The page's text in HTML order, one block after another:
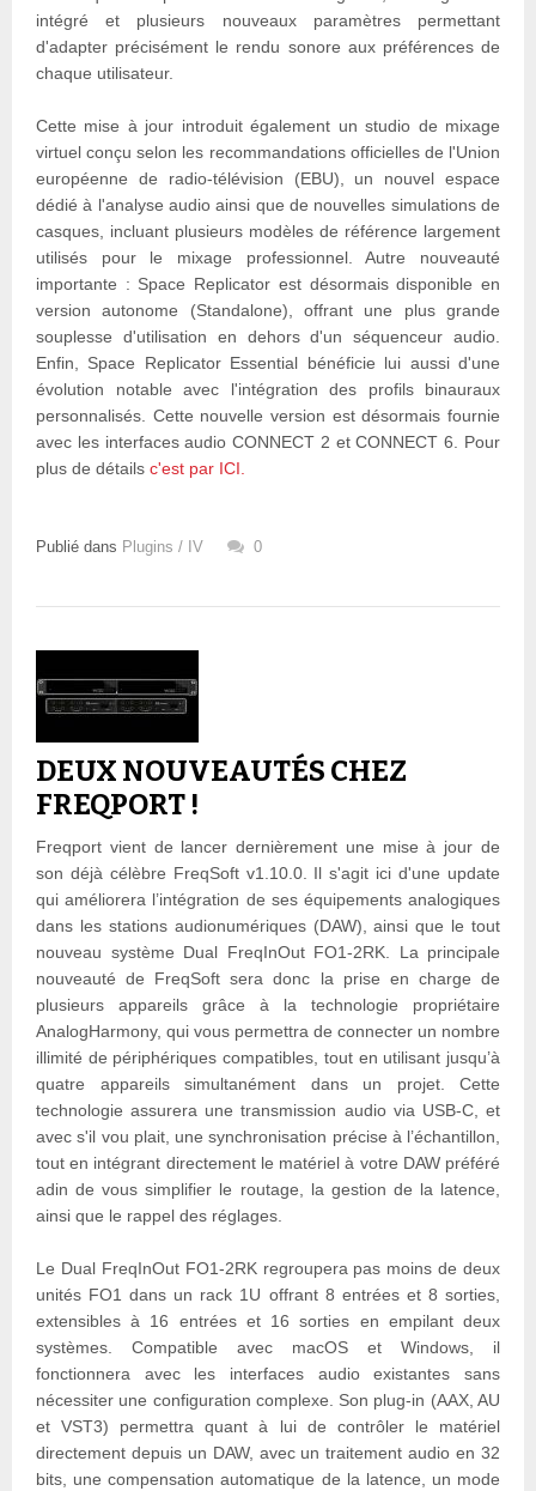
intégré et plusieurs nouveaux paramètres permettant
d'adapter précisément le rendu sonore aux préférences de
chaque utilisateur.
Cette mise à jour introduit également un studio de mixage
virtuel conçu selon les recommandations officielles de l'Union
européenne de radio-télévision (EBU), un nouvel espace
dédié à l'analyse audio ainsi que de nouvelles simulations de
casques, incluant plusieurs modèles de référence largement
utilisés pour le mixage professionnel. Autre nouveauté
importante : Space Replicator est désormais disponible en
version autonome (Standalone), offrant une plus grande
souplesse d'utilisation en dehors d'un séquenceur audio.
Enfin, Space Replicator Essential bénéficie lui aussi d'une
évolution notable avec l'intégration des profils binauraux
personnalisés. Cette nouvelle version est désormais fournie
avec les interfaces audio CONNECT 2 et CONNECT 6. Pour
plus de détails c'est par ICI.
Publié dans Plugins / IV 0
DEUX NOUVEAUTÉS CHEZ
FREQPORT !
Freqport vient de lancer dernièrement une mise à jour de
son déjà célèbre FreqSoft v1.10.0. Il s'agit ici d'une update
qui améliorera l’intégration de ses équipements analogiques
dans les stations audionumériques (DAW), ainsi que le tout
nouveau système Dual FreqInOut FO1-2RK. La principale
nouveauté de FreqSoft sera donc la prise en charge de
plusieurs appareils grâce à la technologie propriétaire
AnalogHarmony, qui vous permettra de connecter un nombre
illimité de périphériques compatibles, tout en utilisant jusqu’à
quatre appareils simultanément dans un projet. Cette
technologie assurera une transmission audio via USB-C, et
avec s'il vou plait, une synchronisation précise à l’échantillon,
tout en intégrant directement le matériel à votre DAW préféré
adin de vous simplifier le routage, la gestion de la latence,
ainsi que le rappel des réglages.
Le Dual FreqInOut FO1-2RK regroupera pas moins de deux
unités FO1 dans un rack 1U offrant 8 entrées et 8 sorties,
extensibles à 16 entrées et 16 sorties en empilant deux
systèmes. Compatible avec macOS et Windows, il
fonctionnera avec les interfaces audio existantes sans
nécessiter une configuration complexe. Son plug-in (AAX, AU
et VST3) permettra quant à lui de contrôler le matériel
directement depuis un DAW, avec un traitement audio en 32
bits, une compensation automatique de la latence, un mode